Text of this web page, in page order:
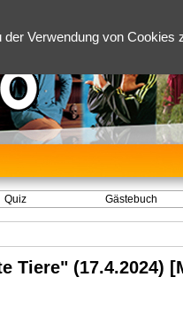
Verwendung von Cookies
Quiz Gästebuch
Tiere" (17.4.2024)